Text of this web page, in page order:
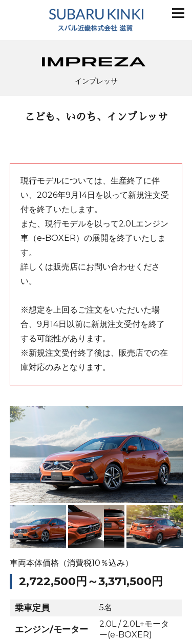
インプレッサ
こども、いのち、インプレッサ
現行モデルについては、生産終了に伴
い、2026年9月14日を以って新規注文受
付を終了いたします。
また、現行モデルを以って2.0Lエンジン
車（e-BOXER）の展開を終了いたしま
す。
詳しくは販売店にお問い合わせくださ
い。
※想定を上回るご注文をいただいた場
合、9月14日以前に新規注文受付を終了
する可能性があります。
※新規注文受付終了後は、販売店での在
庫対応のみとなります。
車両本体価格（消費税10％込み）
2,722,500円～3,371,500円
乗車定員 5名
エンジン/モーター
2.0L / 2.0L+モータ
ー(e-BOXER)